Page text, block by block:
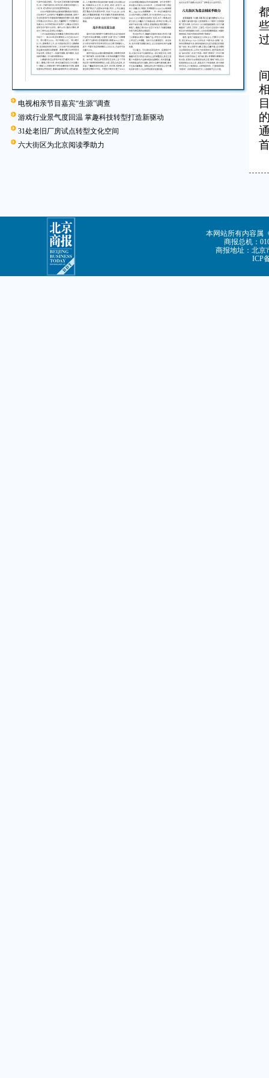
电视相亲节目嘉宾“生源”调查
游戏行业景气度回温 掌趣科技转型打造新驱动
31处老旧厂房试点转型文化空间
六大街区为北京阅读季助力
本网站所有内容属
商报总机：
商报地址：北京
ICP